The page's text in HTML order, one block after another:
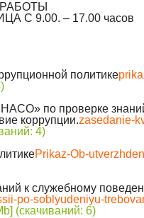
С 9.00. – 17.00 часов
политике
по проверке
коррупции.zasedanie-
4)
Prikaz-Ob-
к служебному
po-soblyudeniyu-
(cкачиваний: 6)